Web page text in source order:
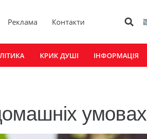
Реклама Контакти
КРИК ДУШІ ІНФОРМАЦІЯ
умовах